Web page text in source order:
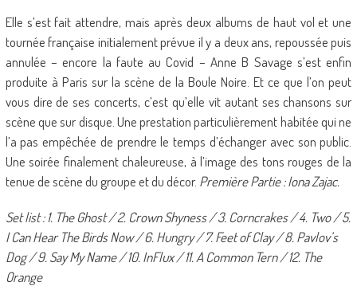
Elle s’est fait attendre, mais après deux albums de haut vol et une
tournée française initialement prévue il y a deux ans, repoussée puis
annulée – encore la faute au Covid – Anne B Savage s’est enfin
produite à Paris sur la scène de la Boule Noire. Et ce que l’on peut
vous dire de ses concerts, c’est qu’elle vit autant ses chansons sur
scène que sur disque. Une prestation particulièrement habitée qui ne
l’a pas empêchée de prendre le temps d’échanger avec son public.
Une soirée finalement chaleureuse, à l’image des tons rouges de la
tenue de scène du groupe et du décor. Première Partie : Iona Zajac.
Set list : 1. The Ghost / 2. Crown Shyness / 3. Corncrakes / 4. Two / 5.
I Can Hear The Birds Now / 6. Hungry / 7. Feet of Clay / 8. Pavlov’s
Dog / 9. Say My Name / 10. InFlux / 11. A Common Tern / 12. The
Orange